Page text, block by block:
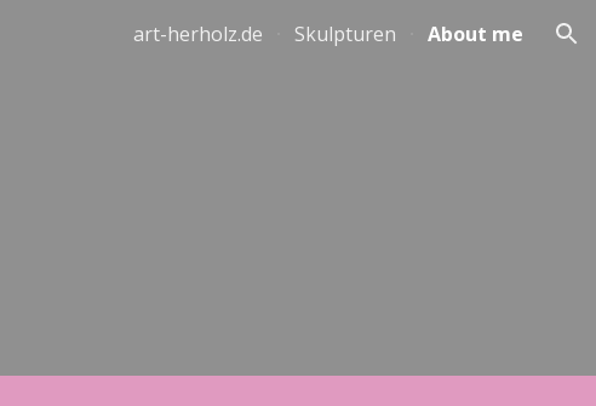
art-herholz.de Skulpturen About me